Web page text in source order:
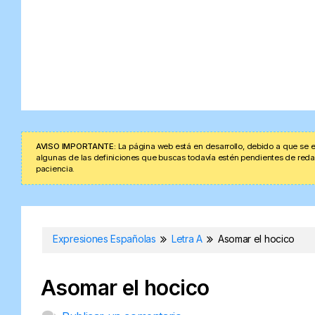
AVISO IMPORTANTE: La página web está en desarrollo, debido a que
algunas de las definiciones que buscas todavía estén pendientes de
paciencia.
Expresiones Españolas Letra A Asomar el hocico
Asomar el hocico